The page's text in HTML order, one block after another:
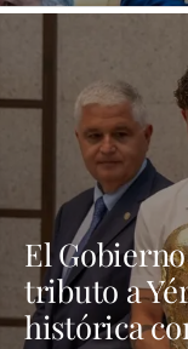
El
tributo a
histórica